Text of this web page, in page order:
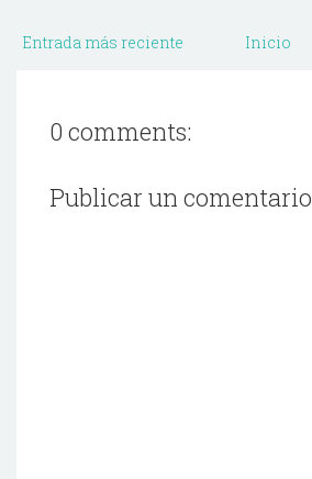
Entrada más reciente Inicio
0 comments:
Publicar un comentario